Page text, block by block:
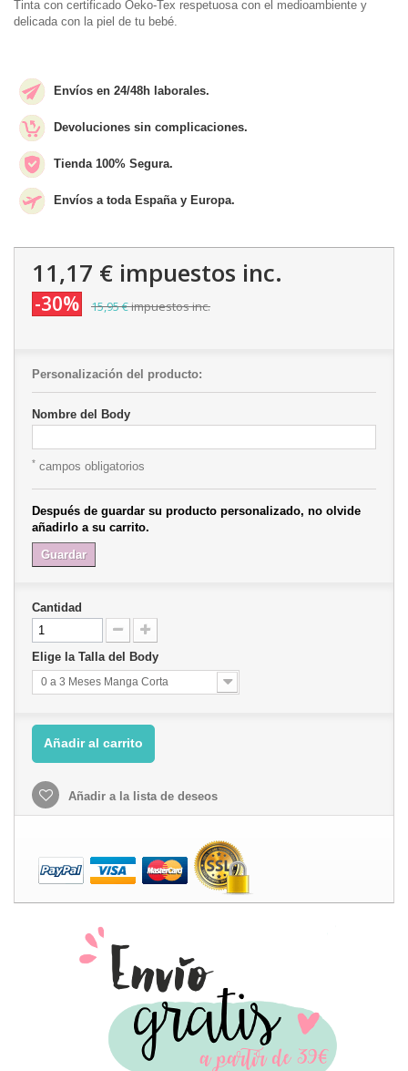
Tinta con certificado Öeko-Tex respetuosa con el medioambiente y
delicada con la piel de tu bebé.
Envíos en 24/48h laborales.
Devoluciones sin complicaciones.
Tienda 100% Segura.
Envíos a toda España y Europa.
11,17 € impuestos inc.
-30% 15,95 €impuestos inc.
Personalización del producto:
Nombre del Body
* campos obligatorios
Después de guardar su producto personalizado, no olvide
añadirlo a su carrito.
Guardar
Cantidad
Elige la Talla del Body
0 a 3 Meses Manga Corta
Añadir al carrito
Añadir a la lista de deseos